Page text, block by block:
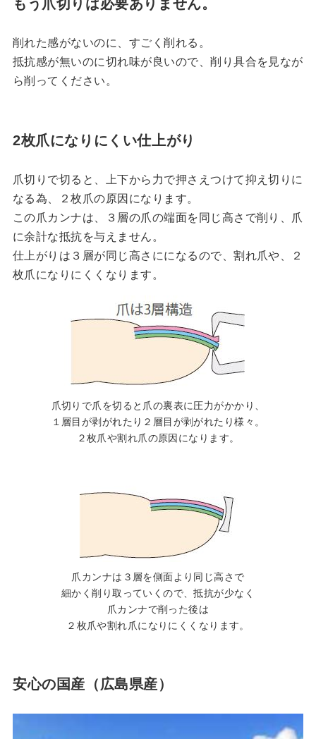
もう爪切りは必要ありません。
削れた感がないのに、すごく削れる。
抵抗感が無いのに切れ味が良いので、削り具合を見なが
ら削ってください。
2枚爪になりにくい仕上がり
爪切りで切ると、上下から力で押さえつけて抑え切りに
なる為、２枚爪の原因になります。
この爪カンナは、３層の爪の端面を同じ高さで削り、爪
に余計な抵抗を与えません。
仕上がりは３層が同じ高さにになるので、割れ爪や、２
枚爪になりにくくなります。
爪切りで爪を切ると爪の裏表に圧力がかかり、
１層目が剥がれたり２層目が剥がれたり様々。
２枚爪や割れ爪の原因になります。
爪カンナは３層を側面より同じ高さで
細かく削り取っていくので、抵抗が少なく
爪カンナで削った後は
２枚爪や割れ爪になりにくくなります。
安心の国産（広島県産）